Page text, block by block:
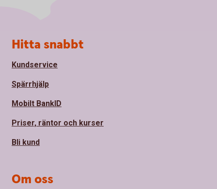
Sidfot
Hitta snabbt
Kundservice
Spärrhjälp
Mobilt BankID
Priser, räntor och kurser
Bli kund
Om oss